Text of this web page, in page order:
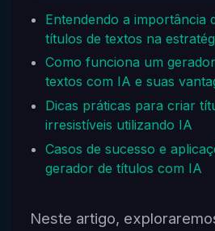
Entendendo a importância
títulos de textos na
Como funciona um
textos com IA e suas
Dicas práticas para criar
irresistíveis utilizando IA
Casos de sucesso e
gerador de títulos com IA
Neste artigo,